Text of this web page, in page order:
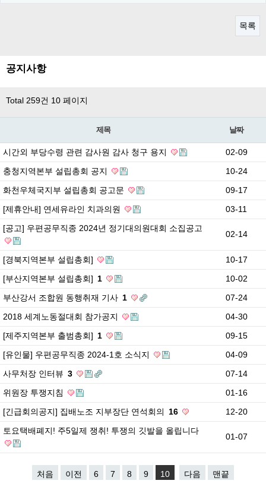
목록
공지사항
Total 259건 10 페이지
제목 날짜
시간외 부당수령 관련 감사원 감사 청구 용지
02-09
충청지역본부 설립총회 공지
10-24
화천우체국지부 설립총회 공고문
09-17
[제휴안내] 연세유라인 치과의원
03-11
[공고] 우편공무직종 2024년 정기대의원대회 소집공고
02-14
[경북지역본부 설립총회]
10-17
[부산지역본부 설립총회] 1
10-02
부산강서 조합원 동행취재 기사 1
07-24
2018 세계노동절대회 참가공지
04-30
[제주지역본부 출범총회] 1
09-15
[유인물] 우편공무직종 2024-1호 소식지
04-09
사무처장 인터뷰 3
07-14
위원장 투쟁지침
01-16
[긴급회의공지] 집배노조 지부장단 연석회의
16
12-20
토요택배폐지! 주5일제 쟁취! 투쟁의 깃발을 올립니다
01-07
처음 이전 6 7 8 9 10 다음 맨끝